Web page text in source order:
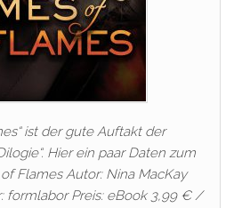
ist der gute Auftakt der
Hier ein paar Daten zum
Flames Autor: Nina MacKay
formlabor Preis: eBook 3,99 € /